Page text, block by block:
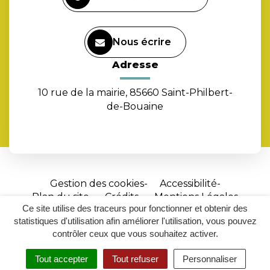
Ce site utilise des traceurs pour fonctionner et obtenir des
statistiques d'utilisation afin améliorer l'utilisation, vous pouvez
contrôler ceux que vous souhaitez activer.
Tout accepter Tout refuser Personnaliser
RECHERCHER
ACCESSIBILITÉ
Nous écrire
Adresse
10 rue de la mairie, 85660 Saint-Philbert-
de-Bouaine
Gestion des cookies
Accessibilité
Plan du site
Crédits
Mentions Légales
Site
réalisé
par
Inovagora